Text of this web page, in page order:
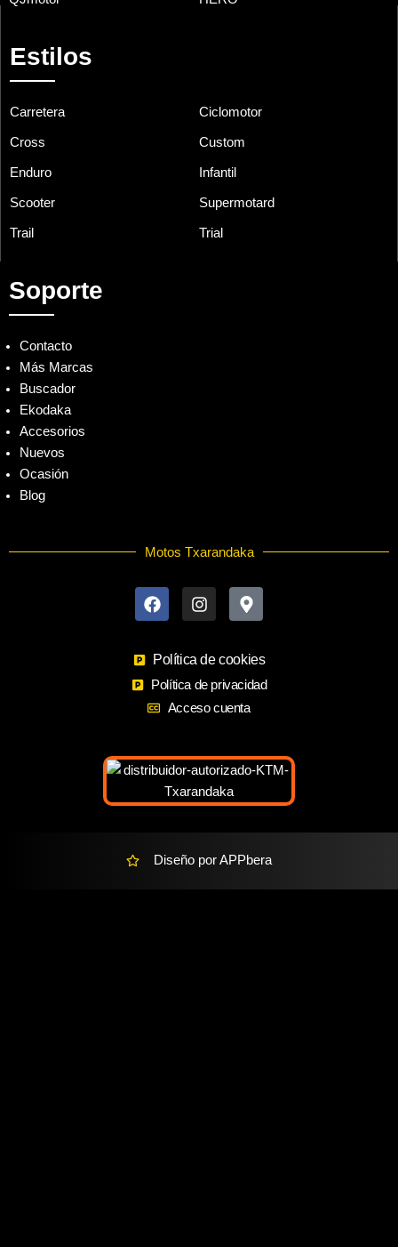
Estilos
Carretera Ciclomotor
Cross Custom
Enduro Infantil
Scooter Supermotard
Trail Trial
Soporte
Contacto
Más Marcas
Buscador
Ekodaka
Accesorios
Nuevos
Ocasión
Blog
Motos Txarandaka
a
c
o
o
k
n
s
g
r
a
m
a
p
a
r
k
e
a
l
Política de cookies
Política de privacidad
Acceso cuenta
Diseño por APPbera